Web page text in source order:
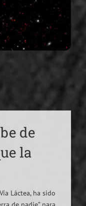
de
la
Láctea, ha sido